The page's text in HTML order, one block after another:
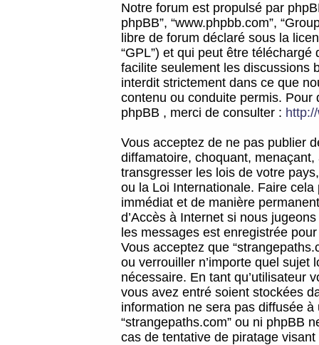
Notre forum est propulsé par
phpBB”, “www.phpbb.com”,
libre de forum déclaré sous la
“GPL”) et qui peut être téléchargé
facilite seulement les discussions
interdit strictement dans ce que
contenu ou conduite permis.
phpBB , merci de consulter :
Vous acceptez de ne pas publier
diffamatoire, choquant,
transgresser les lois de votre
ou la Loi Internationale. Faire
immédiat et de manière
d’Accès à Internet si nous
les messages est enregistrée
Vous acceptez que
ou verrouiller n’importe quel sujet
nécessaire. En tant qu’utilisateur
vous avez entré soient stockées
information ne sera pas diffusée
“strangepaths.com” ou ni phpBB
cas de tentative de piratage